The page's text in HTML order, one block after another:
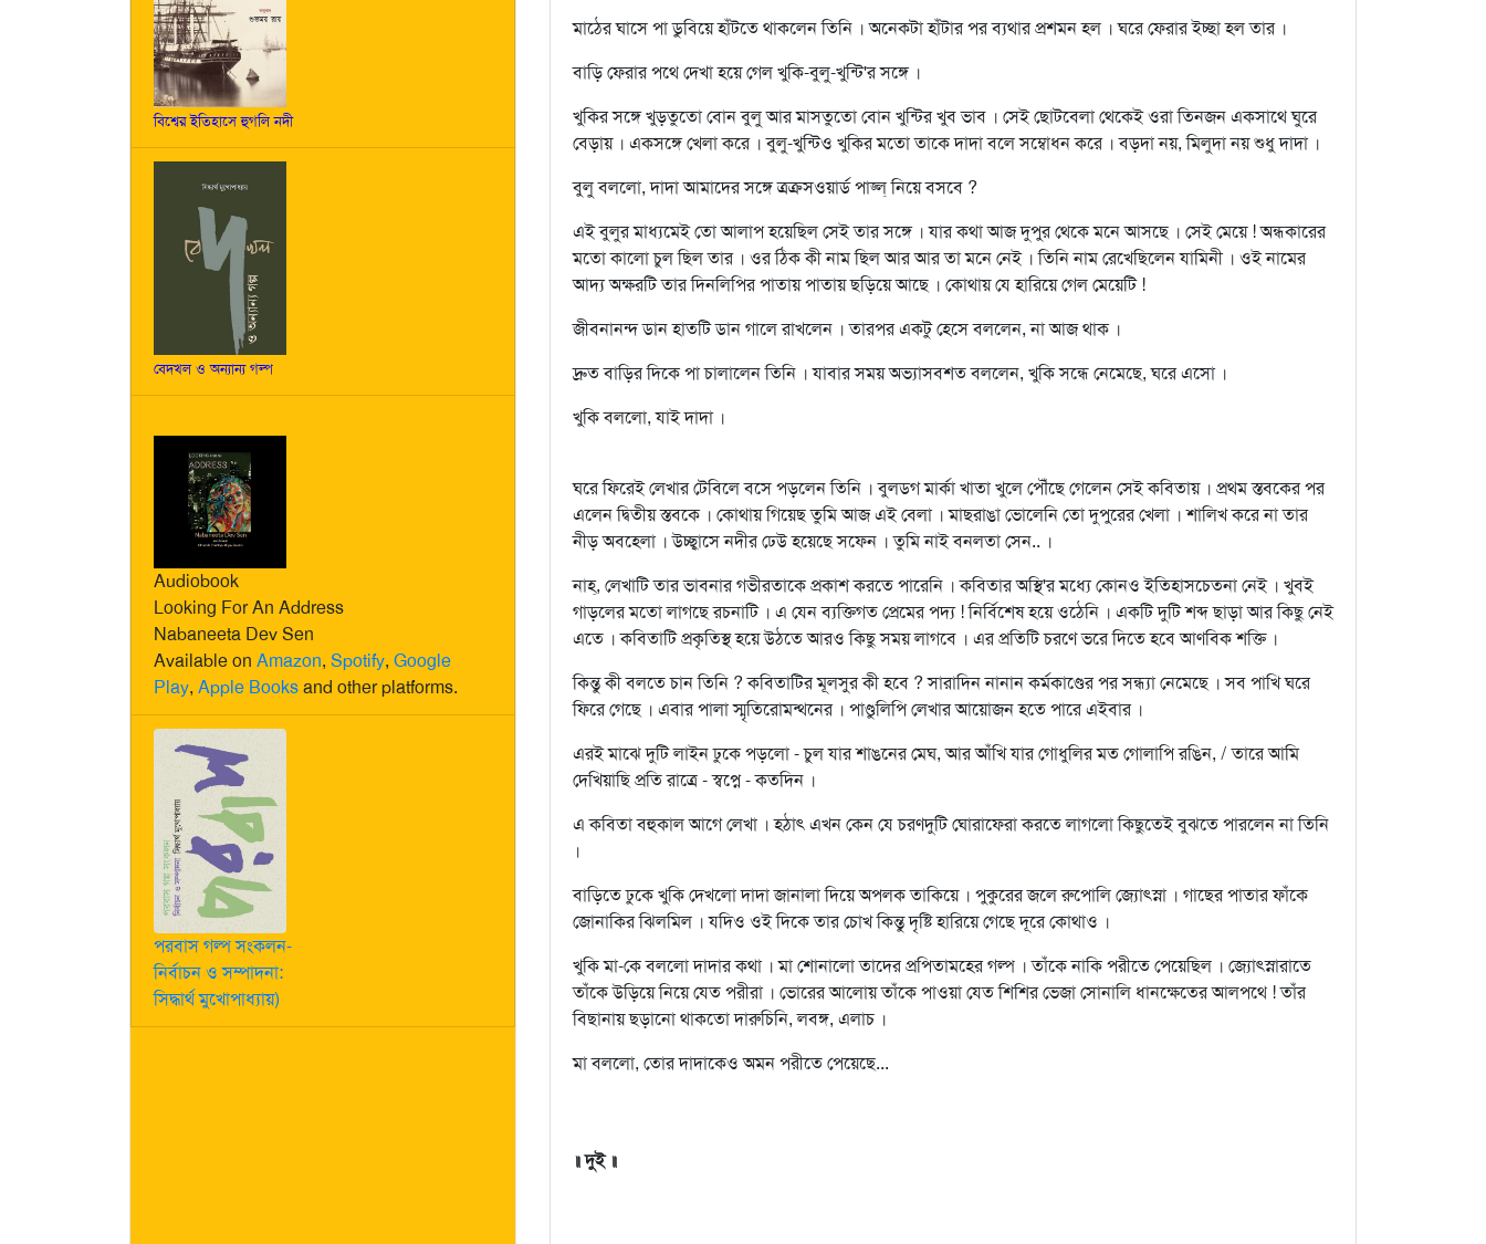
বিশ্বের ইতিহাসে হুগলি নদী
বেদখল ও অন্যান্য গল্প
Audiobook
Looking For An Address
Nabaneeta Dev Sen
Available on Amazon, Spotify, Google
Play, Apple Booksand other platforms.
পরবাস গল্প সংকলন-
নির্বাচন ও সম্পাদনা:
সিদ্ধার্থ মুখোপাধ্যায়)
মাঠের ঘাসে পা ডুবিয়ে হাঁটতে থাকলেন তিনি । অনেকটা হাঁটার পর ব্যথার প্রশমন হল । ঘরে ফেরার ইচ্ছা হল তার ।
বাড়ি ফেরার পথে দেখা হয়ে গেল খুকি-বুলু-খুন্টি'র সঙ্গে ।
খুকির সঙ্গে খুড়তুতো বোন বুলু আর মাসতুতো বোন খুন্টির খুব ভাব । সেই ছোটবেলা থেকেই ওরা তিনজন একসাথে ঘুরে
বেড়ায় । একসঙ্গে খেলা করে । বুলু-খুন্টিও খুকির মতো তাকে দাদা বলে সম্বোধন করে । বড়দা নয়, মিলুদা নয় শুধু দাদা ।
বুলু বললো, দাদা আমাদের সঙ্গে ত্রক্রসওয়ার্ড পাজ্ল্‌ নিয়ে বসবে ?
এই বুলুর মাধ্যমেই তো আলাপ হয়েছিল সেই তার সঙ্গে । যার কথা আজ দুপুর থেকে মনে আসছে । সেই মেয়ে ! অন্ধকারের
মতো কালো চুল ছিল তার । ওর ঠিক কী নাম ছিল আর আর তা মনে নেই । তিনি নাম রেখেছিলেন যামিনী । ওই নামের
আদ্য অক্ষরটি তার দিনলিপির পাতায় পাতায় ছড়িয়ে আছে । কোথায় যে হারিয়ে গেল মেয়েটি !
জীবনানন্দ ডান হাতটি ডান গালে রাখলেন । তারপর একটু হেসে বললেন, না আজ থাক ।
দ্রুত বাড়ির দিকে পা চালালেন তিনি । যাবার সময় অভ্যাসবশত বললেন, খুকি সন্ধে নেমেছে, ঘরে এসো ।
খুকি বললো, যাই দাদা ।
ঘরে ফিরেই লেখার টেবিলে বসে পড়লেন তিনি । বুলডগ মার্কা খাতা খুলে পৌঁছে গেলেন সেই কবিতায় । প্রথম স্তবকের পর
এলেন দ্বিতীয় স্তবকে । কোথায় গিয়েছ তুমি আজ এই বেলা । মাছরাঙা ভোলেনি তো দুপুরের খেলা । শালিখ করে না তার
নীড় অবহেলা । উচ্ছ্বাসে নদীর ঢেউ হয়েছে সফেন । তুমি নাই বনলতা সেন.. ।
নাহ্‌, লেখাটি তার ভাবনার গভীরতাকে প্রকাশ করতে পারেনি । কবিতার অস্থি'র মধ্যে কোনও ইতিহাসচেতনা নেই । খুবই
গাড়লের মতো লাগছে রচনাটি । এ যেন ব্যক্তিগত প্রেমের পদ্য ! নির্বিশেষ হয়ে ওঠেনি । একটি দুটি শব্দ ছাড়া আর কিছু নেই
এতে । কবিতাটি প্রকৃতিস্থ হয়ে উঠতে আরও কিছু সময় লাগবে । এর প্রতিটি চরণে ভরে দিতে হবে আণবিক শক্তি ।
কিন্তু কী বলতে চান তিনি ? কবিতাটির মূলসুর কী হবে ? সারাদিন নানান কর্মকাণ্ডের পর সন্ধ্যা নেমেছে । সব পাখি ঘরে
ফিরে গেছে । এবার পালা স্মৃতিরোমন্থনের । পাণ্ডুলিপি লেখার আয়োজন হতে পারে এইবার ।
এরই মাঝে দুটি লাইন ঢুকে পড়লো - চুল যার শাঙনের মেঘ, আর আঁখি যার গোধুলির মত গোলাপি রঙিন, / তারে আমি
দেখিয়াছি প্রতি রাত্রে - স্বপ্নে - কতদিন ।
এ কবিতা বহুকাল আগে লেখা । হঠাৎ এখন কেন যে চরণদুটি ঘোরাফেরা করতে লাগলো কিছুতেই বুঝতে পারলেন না তিনি
।
বাড়িতে ঢুকে খুকি দেখলো দাদা জানালা দিয়ে অপলক তাকিয়ে । পুকুরের জলে রুপোলি জ্যোত্স্না । গাছের পাতার ফাঁকে
জোনাকির ঝিলমিল । যদিও ওই দিকে তার চোখ কিন্তু দৃষ্টি হারিয়ে গেছে দূরে কোথাও ।
খুকি মা-কে বললো দাদার কথা । মা শোনালো তাদের প্রপিতামহের গল্প । তাঁকে নাকি পরীতে পেয়েছিল । জ্যোত্স্নারাতে
তাঁকে উড়িয়ে নিয়ে যেত পরীরা । ভোরের আলোয় তাঁকে পাওয়া যেত শিশির ভেজা সোনালি ধানক্ষেতের আলপথে ! তাঁর
বিছানায় ছড়ানো থাকতো দারুচিনি, লবঙ্গ, এলাচ ।
মা বললো, তোর দাদাকেও অমন পরীতে পেয়েছে...
॥ দুই ॥